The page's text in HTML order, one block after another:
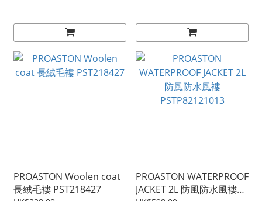
PROASTON Woolen coat
長絨毛褸 PST218427
PROASTON WATERPROOF
JACKET 2L 防風防水風褸